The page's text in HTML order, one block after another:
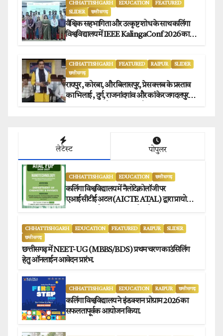
CHHATTISHGARH EDUCATION
FEATURED
SLIDER
छत्तीसगढ़
वैश्विक सहभागिता और उत्कृष्ट शोध के साथ कलिंगा
विश्वविद्यालय में IEEE KalingaConf 2026 का
CHHATTISHGARH FEATURED RAIPUR
SLIDER
छत्तीसगढ़
रायपुर , कोरबा, और बिलासपुर, प्रेस क्लब के प्रस्ताव
का भिलाई , दुर्ग, राजनांदगांव और कांकेर जगदलपुर
लेटेस्ट पोपुलर
CHHATTISHGARH EDUCATION छत्तीसगढ़
कलिंगा विश्वविद्यालय में नैलोटेक्नोलॉजी पर
एआईसीटीई अटल (AICTE ATAL) द्वारा प्रायोजित
CHHATTISHGARH EDUCATION FEATURED RAIPUR
SLIDER
छत्तीसगढ़
छत्तीसगढ़ में NEET-UG (MBBS/BDS) प्रथम चरण काउंसिलिंग
हेतु ऑनलाईन आवेदन प्रारंभ.
CHHATTISHGARH EDUCATION RAIPUR छत्तीसगढ़
कलिंगा विश्वविद्यालय ने इंडक्शन प्रोग्राम 2026 का
सफलतापूर्वक आयोजन किया.